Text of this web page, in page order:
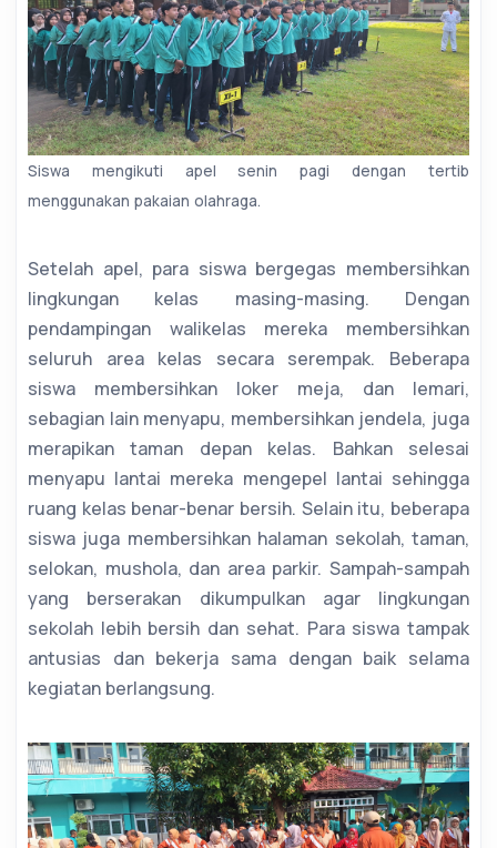
Siswa mengikuti apel senin pagi dengan tertib
menggunakan pakaian olahraga.
Setelah apel, para siswa bergegas membersihkan
lingkungan kelas masing-masing. Dengan
pendampingan walikelas mereka membersihkan
seluruh area kelas secara serempak. Beberapa
siswa membersihkan loker meja, dan lemari,
sebagian lain menyapu, membersihkan jendela, juga
merapikan taman depan kelas. Bahkan selesai
menyapu lantai mereka mengepel lantai sehingga
ruang kelas benar-benar bersih. Selain itu, beberapa
siswa juga membersihkan halaman sekolah, taman,
selokan, mushola, dan area parkir. Sampah-sampah
yang berserakan dikumpulkan agar lingkungan
sekolah lebih bersih dan sehat. Para siswa tampak
antusias dan bekerja sama dengan baik selama
kegiatan berlangsung.